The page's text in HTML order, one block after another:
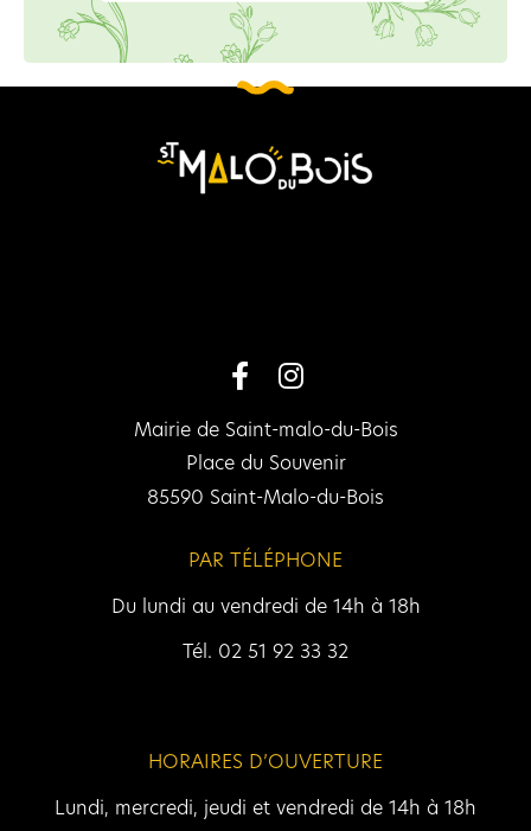
Mairie de Saint-malo-du-Bois
Place du Souvenir
85590 Saint-Malo-du-Bois
PAR TÉLÉPHONE
Du lundi au vendredi de 14h à 18h
Tél. 02 51 92 33 32
HORAIRES D’OUVERTURE
Lundi, mercredi, jeudi et vendredi de 14h à 18h